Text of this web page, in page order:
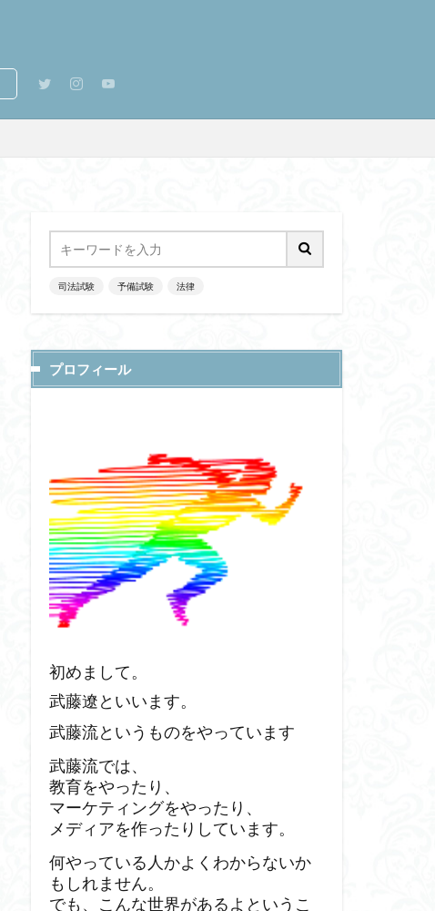
司法試験 予備試験 法律
プロフィール
初めまして。
武藤遼といいます。
武藤流というものをやっています
武藤流では、
教育をやったり、
マーケティングをやったり、
メディアを作ったりしています。
何やっている人かよくわからないか
もしれません。
でも、こんな世界があるよというこ